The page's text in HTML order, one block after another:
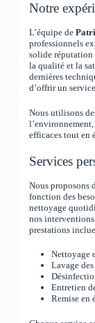
Notre
L’équipe de
professionnels
solide réputation
la qualité et la
dernières
d’offrir un
Nous utilisons
efficaces tout en
Services
Nous proposons
fonction des
nettoyage
nos interventions
prestations
Nettoyage
Lavage
Entretien
Remise en